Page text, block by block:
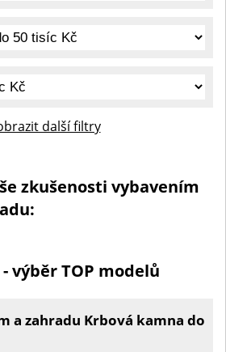
další filtry
zkušenosti vybavením
výběr TOP modelů
a zahradu Krbová kamna do